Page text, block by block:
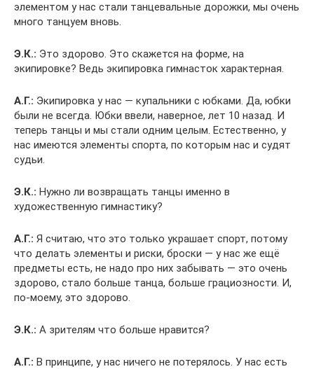
элементом у нас стали танцевальные дорожки, мы очень
много танцуем вновь.
Э.К.: Это здорово. Это скажется на форме, на
экипировке? Ведь экипировка гимнасток характерная.
А.Г.: Экипировка у нас — купальники с юбками. Да, юбки
были не всегда. Юбки ввели, наверное, лет 10 назад. И
теперь танцы и мы стали одним целым. Естественно, у
нас имеются элементы спорта, по которым нас и судят
судьи.
Э.К.: Нужно ли возвращать танцы именно в
художественную гимнастику?
А.Г.: Я считаю, что это только украшает спорт, потому
что делать элементы и риски, броски — у нас же ещё
предметы есть, не надо про них забывать — это очень
здорово, стало больше танца, больше грациозности. И,
по-моему, это здорово.
Э.К.: А зрителям что больше нравится?
А.Г.: В принципе, у нас ничего не потерялось. У нас есть